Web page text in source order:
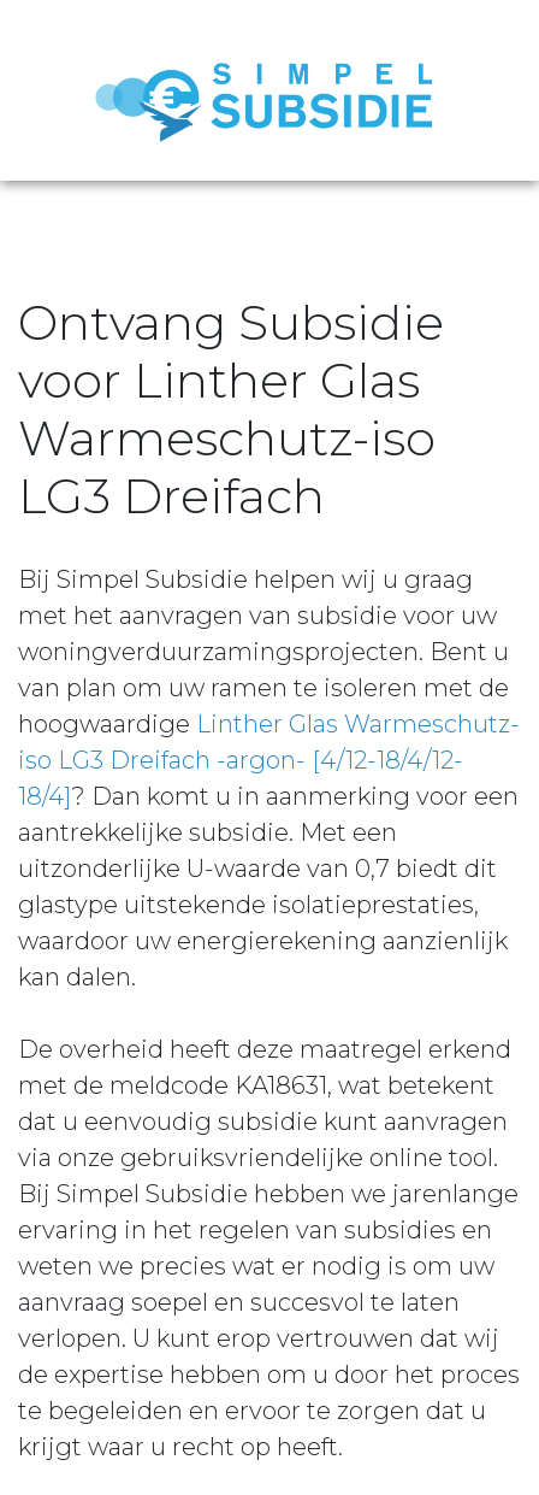
Ontvang Subsidie
voor Linther Glas
Warmeschutz-iso
LG3 Dreifach
Bij Simpel Subsidie helpen wij u graag
met het aanvragen van subsidie voor uw
woningverduurzamingsprojecten. Bent u
van plan om uw ramen te isoleren met de
hoogwaardige Linther Glas Warmeschutz-
iso LG3 Dreifach -argon- [4/12-18/4/12-
18/4]? Dan komt u in aanmerking voor een
aantrekkelijke subsidie. Met een
uitzonderlijke U-waarde van 0,7 biedt dit
glastype uitstekende isolatieprestaties,
waardoor uw energierekening aanzienlijk
kan dalen.
De overheid heeft deze maatregel erkend
met de meldcode KA18631, wat betekent
dat u eenvoudig subsidie kunt aanvragen
via onze gebruiksvriendelijke online tool.
Bij Simpel Subsidie hebben we jarenlange
ervaring in het regelen van subsidies en
weten we precies wat er nodig is om uw
aanvraag soepel en succesvol te laten
verlopen. U kunt erop vertrouwen dat wij
de expertise hebben om u door het proces
te begeleiden en ervoor te zorgen dat u
krijgt waar u recht op heeft.